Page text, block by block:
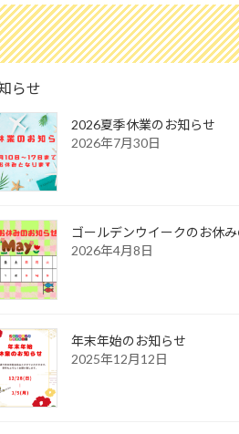
らせ
2026夏季休業のお知らせ
2026年7月30日
ゴールデンウイークのお休
2026年4月8日
年末年始のお知らせ
2025年12月12日